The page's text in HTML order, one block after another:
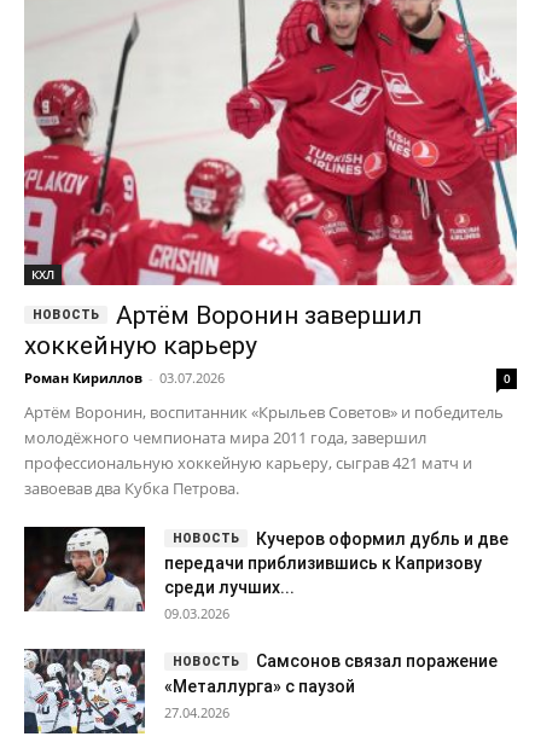
КХЛ
Артём Воронин завершил
хоккейную карьеру
Роман Кириллов - 03.07.2026 0
Артём Воронин, воспитанник «Крыльев Советов» и победитель
молодёжного чемпионата мира 2011 года, завершил
профессиональную хоккейную карьеру, сыграв 421 матч и
завоевав два Кубка Петрова.
Кучеров оформил дубль и две
передачи приблизившись к Капризову
среди лучших...
09.03.2026
Самсонов связал поражение
«Металлурга» с паузой
27.04.2026